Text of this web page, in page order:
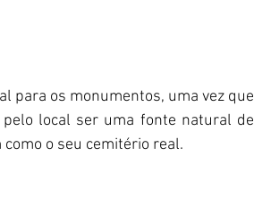
para os monumentos, uma vez que
local ser uma fonte natural de
o seu cemitério real.